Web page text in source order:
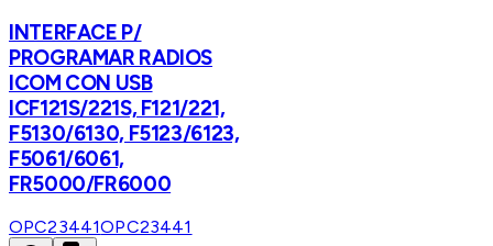
INTERFACE P/
PROGRAMAR RADIOS
ICOM CON USB
ICF121S/221S, F121/221,
F5130/6130, F5123/6123,
F5061/6061,
FR5000/FR6000
OPC23441OPC23441